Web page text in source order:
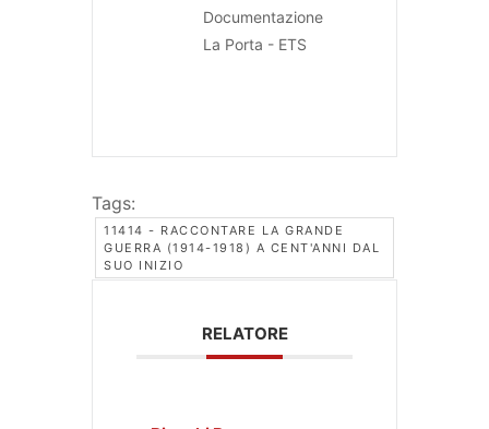
Documentazione
La Porta - ETS
Tags:
11414 - RACCONTARE LA GRANDE
GUERRA (1914-1918) A CENT'ANNI DAL
SUO INIZIO
RELATORE